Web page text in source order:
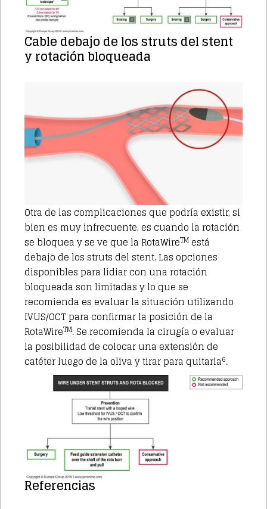
Cable debajo de los struts del stent
y rotación bloqueada
Otra de las complicaciones que podría existir, si
bien es muy infrecuente, es cuando la rotación
se bloquea y se ve que la RotaWireTM está
debajo de los struts del stent. Las opciones
disponibles para lidiar con una rotación
bloqueada son limitadas y lo que se
recomienda es evaluar la situación utilizando
IVUS/OCT para confirmar la posición de la
RotaWireTM. Se recomienda la cirugía o evaluar
la posibilidad de colocar una extensión de
catéter luego de la oliva y tirar para quitarla6.
Referencias